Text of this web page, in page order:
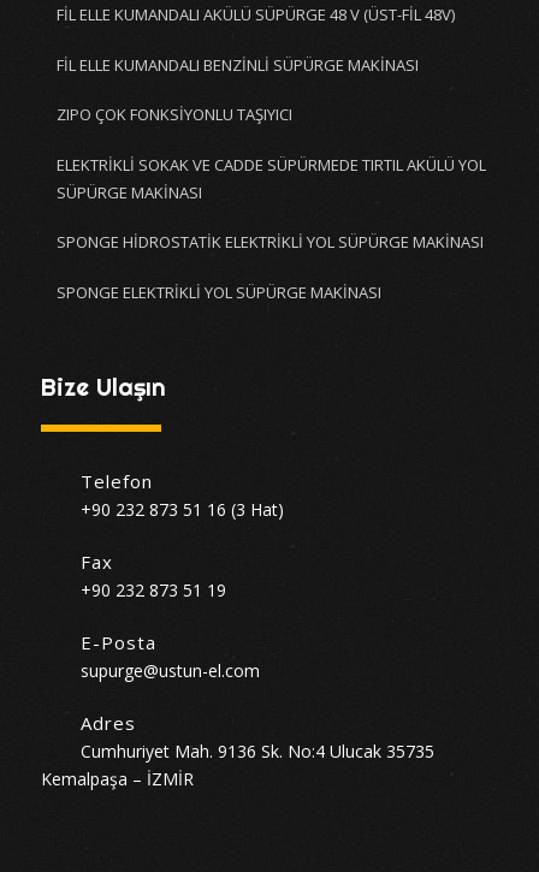
FİL ELLE KUMANDALI AKÜLÜ SÜPÜRGE 48 V (ÜST-FİL 48V)
FİL ELLE KUMANDALI BENZİNLİ SÜPÜRGE MAKİNASI
ZIPO ÇOK FONKSİYONLU TAŞIYICI
ELEKTRİKLİ SOKAK VE CADDE SÜPÜRMEDE TIRTIL AKÜLÜ YOL
SÜPÜRGE MAKİNASI
SPONGE HİDROSTATİK ELEKTRİKLİ YOL SÜPÜRGE MAKİNASI
SPONGE ELEKTRİKLİ YOL SÜPÜRGE MAKİNASI
Bize Ulaşın
Telefon
+90 232 873 51 16 (3 Hat)
Fax
+90 232 873 51 19
E-Posta
supurge@ustun-el.com
Adres
Cumhuriyet Mah. 9136 Sk. No:4 Ulucak 35735
Kemalpaşa – İZMİR